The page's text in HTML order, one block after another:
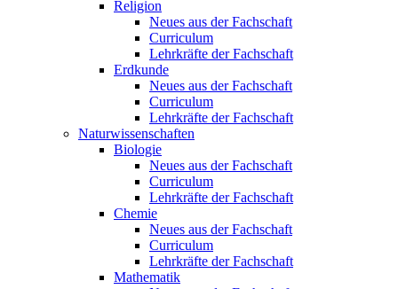
Religion
Neues aus der Fachschaft
Curriculum
Lehrkräfte der Fachschaft
Erdkunde
Neues aus der Fachschaft
Curriculum
Lehrkräfte der Fachschaft
Naturwissenschaften
Biologie
Neues aus der Fachschaft
Curriculum
Lehrkräfte der Fachschaft
Chemie
Neues aus der Fachschaft
Curriculum
Lehrkräfte der Fachschaft
Mathematik